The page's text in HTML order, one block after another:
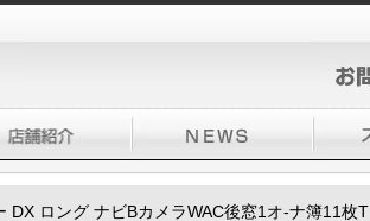
ロング ナビBカメラWAC後窓1オ-ナ簿11枚T